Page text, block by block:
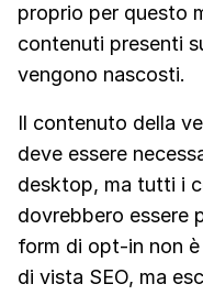
proprio per questo
contenuti presenti
vengono nascosti.
Il contenuto della
deve essere
desktop, ma tutti i
dovrebbero essere
form di opt-in non
di vista SEO, ma